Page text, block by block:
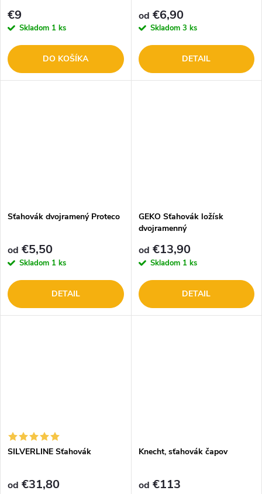
€9
Skladom 1 ks
DO KOŠÍKA
od €6,90
Skladom 3 ks
DETAIL
Sťahovák dvojramený Proteco
od €5,50
Skladom 1 ks
DETAIL
GEKO Sťahovák ložísk
dvojramenný
od €13,90
Skladom 1 ks
DETAIL
SILVERLINE Sťahovák
od €31,80
Knecht, sťahovák čapov
od €113